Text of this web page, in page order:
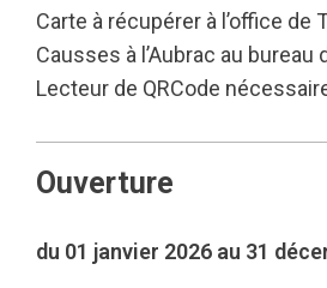
Carte à récupérer à l’office de
Causses à l’Aubrac au bureau
Lecteur de QRCode
Ouverture
du 01 janvier 2026 au 31